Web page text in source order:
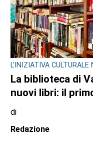
L'INIZIATIVA CULTURALE
La biblioteca di
nuovi libri: il
di
Redazione